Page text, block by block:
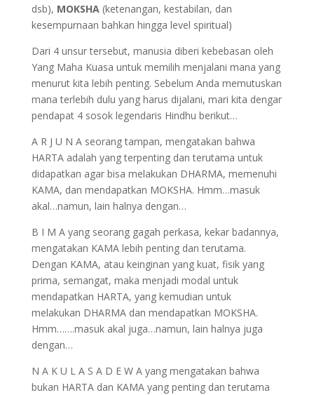
dsb), MOKSHA(ketenangan, kestabilan, dan
kesempurnaan bahkan hingga level spiritual)
Dari 4 unsur tersebut, manusia diberi kebebasan oleh
Yang Maha Kuasa untuk memilih menjalani mana yang
menurut kita lebih penting. Sebelum Anda memutuskan
mana terlebih dulu yang harus dijalani, mari kita dengar
pendapat 4 sosok legendaris Hindhu berikut…
A R J U N A seorang tampan, mengatakan bahwa
HARTA adalah yang terpenting dan terutama untuk
didapatkan agar bisa melakukan DHARMA, memenuhi
KAMA, dan mendapatkan MOKSHA. Hmm…masuk
akal…namun, lain halnya dengan…
B I M A yang seorang gagah perkasa, kekar badannya,
mengatakan KAMA lebih penting dan terutama.
Dengan KAMA, atau keinginan yang kuat, fisik yang
prima, semangat, maka menjadi modal untuk
mendapatkan HARTA, yang kemudian untuk
melakukan DHARMA dan mendapatkan MOKSHA.
Hmm…….masuk akal juga…namun, lain halnya juga
dengan…
N A K U L A S A D E W A yang mengatakan bahwa
bukan HARTA dan KAMA yang penting dan terutama